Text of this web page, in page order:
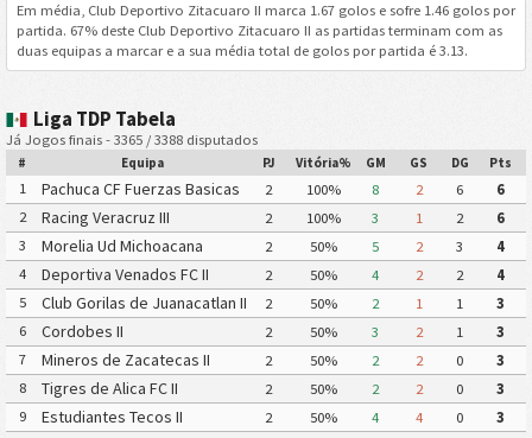
Em média, Club Deportivo Zitacuaro II marca 1.67 golos e sofre 1.46 golos por
partida. 67% deste Club Deportivo Zitacuaro II as partidas terminam com as
duas equipas a marcar e a sua média total de golos por partida é 3.13.
Liga TDP Tabela
Já Jogos finais - 3365 / 3388 disputados
# Equipa PJ Vitória% GM GS DG Pts
1
Pachuca CF Fuerzas Basicas
Pachuca CF III
2 100% 8 2 6
6
2
Racing Veracruz III 2 100% 3 1 2
6
3
Morelia Ud Michoacana 2 50% 5 2 3
4
4
Deportiva Venados FC II 2 50% 4 2 2
4
5
Club Gorilas de Juanacatlan II 2 50% 2 1 1
3
6
Cordobes II 2 50% 3 2 1
3
7
Mineros de Zacatecas II 2 50% 2 2 0
3
8
Tigres de Alica FC II 2 50% 2 2 0
3
9
Estudiantes Tecos II 2 50% 4 4 0
3